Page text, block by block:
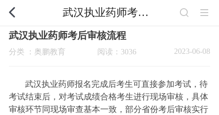
武汉执业药师考后审核流程
武汉执业药师考后审核流程
分类 ：奥鹏教育 2023-06-08
阅读：3036
武汉执业药师报名完成后考生可直接参加考试，待
考试结束后，对考试成绩合格考生进行现场审核，具体
审核环节同现场审查基本一致，部分省份考后审核实行